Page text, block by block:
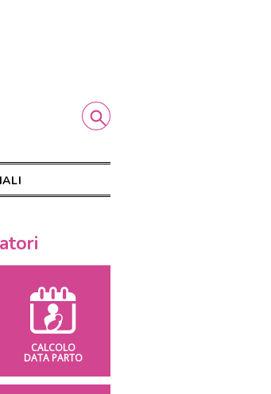
CALCOLO
DATA PARTO